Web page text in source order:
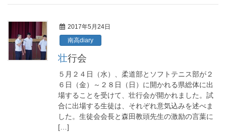
2017年5月24日
南高diary
壮行会
５月２４日（水）、柔道部とソフトテニス部が２
６日（金）～２８日（日）に開かれる県総体に出
場することを受けて、壮行会が開かれました。試
合に出場する生徒は、それぞれ意気込みを述べま
した。生徒会会長と森田教頭先生の激励の言葉に
[…]